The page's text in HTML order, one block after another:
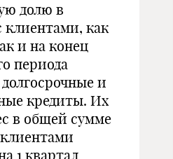
долю в
клиентами, как
и на конец
периода
и
кредиты. Их
в общей сумме
1 квартал